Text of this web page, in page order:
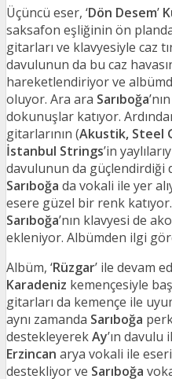
Üçüncü eser, ‘Dön Desem’
saksafon eşliğinin ön
gitarları ve klavyesiyle caz
davulunun da bu caz
hareketlendiriyor ve
oluyor. Ara ara Sarıboğa
dokunuşlar katıyor.
gitarlarının (Akustik, Steel
İstanbul Strings’in
davulunun da güçlendirdiği
Sarıboğa da vokali ile yer
esere güzel bir renk
Sarıboğa’nın klavyesi de
ekleniyor. Albümden ilgi
Albüm, ‘Rüzgar’ ile devam
Karadeniz kemençesiyle
gitarları da kemençe ile
aynı zamanda Sarıboğa
destekleyerekAy’ın davulu
Erzincan arya vokali ile
destekliyor ve Sarıboğa